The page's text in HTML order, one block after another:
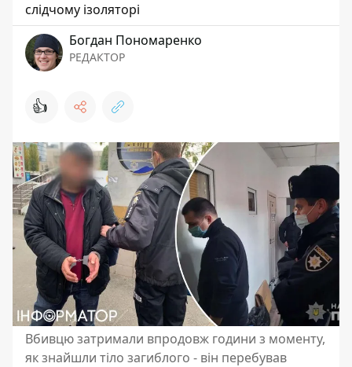
слідчому ізоляторі
Богдан Пономаренко
РЕДАКТОР
👍
Вбивцю затримали впродовж години з моменту,
як знайшли тіло загиблого - він перебував